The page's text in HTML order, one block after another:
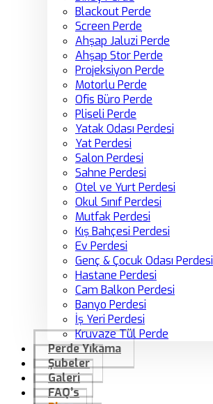
Blackout Perde
Screen Perde
Ahşap Jaluzi Perde
Ahşap Stor Perde
Projeksiyon Perde
Motorlu Perde
Ofis Büro Perde
Pliseli Perde
Yatak Odası Perdesi
Yat Perdesi
Salon Perdesi
Sahne Perdesi
Otel ve Yurt Perdesi
Okul Sınıf Perdesi
Mutfak Perdesi
Kış Bahçesi Perdesi
Ev Perdesi
Genç & Çocuk Odası Perdesi
Hastane Perdesi
Cam Balkon Perdesi
Banyo Perdesi
İş Yeri Perdesi
Kruvaze Tül Perde
Perde Yıkama
Şubeler
Galeri
FAQ’s